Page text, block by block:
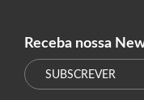
Receba nossa
SUBSCREVER